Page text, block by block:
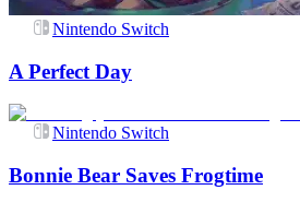
Nintendo Switch
A Perfect Day
Nintendo Switch
Bonnie Bear Saves Frogtime